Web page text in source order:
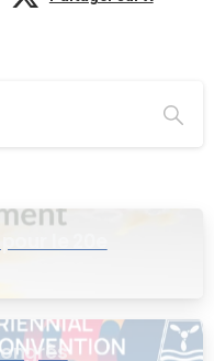
le 20e